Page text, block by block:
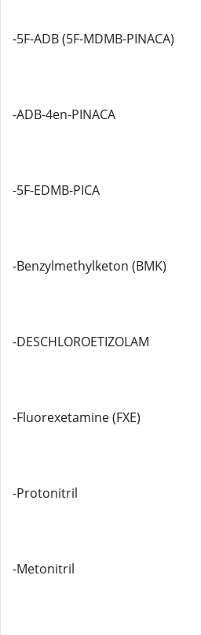
-5F-ADB (5F-MDMB-PINACA)
-ADB-4en-PINACA
-5F-EDMB-PICA
-Benzylmethylketon (BMK)
-DESCHLOROETIZOLAM
-Fluorexetamine (FXE)
-Protonitril
-Metonitril